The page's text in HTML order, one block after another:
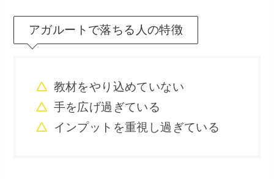
アガルートで落ちる人の特徴
教材をやり込めていない
手を広げ過ぎている
インプットを重視し過ぎている